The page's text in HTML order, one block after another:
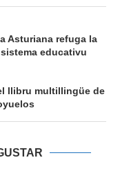
Asturiana refuga la
educativu
llibru multillingüe de